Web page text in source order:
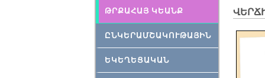
ԹՐՔԱՀԱՅ ԿԵԱՆՔ
ԸՆԿԵՐԱՄՇԱԿՈՒԹԱՅԻՆ
ԵԿԵՂԵՑԱԿԱՆ